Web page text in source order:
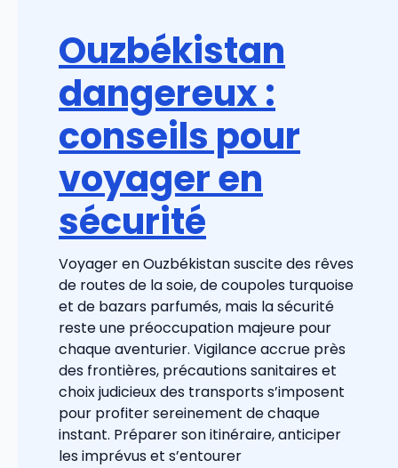
Ouzbékistan
dangereux :
conseils pour
voyager en
sécurité
Voyager en Ouzbékistan suscite des rêves
de routes de la soie, de coupoles turquoise
et de bazars parfumés, mais la sécurité
reste une préoccupation majeure pour
chaque aventurier. Vigilance accrue près
des frontières, précautions sanitaires et
choix judicieux des transports s’imposent
pour profiter sereinement de chaque
instant. Préparer son itinéraire, anticiper
les imprévus et s’entourer